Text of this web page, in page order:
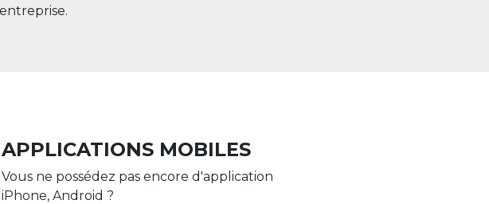
APPLICATIONS MOBILES
Vous ne possédez pas encore d'application
iPhone, Android ?